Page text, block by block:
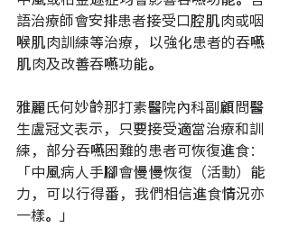
語治療師會安排患者接受口腔肌肉或咽
喉肌肉訓練等治療，以強化患者的吞嚥
肌肉及改善吞嚥功能。
雅麗氏何妙齡那打素醫院內科副顧問醫
生盧冠文表示，只要接受適當治療和訓
練，部分吞嚥困難的患者可恢復進食：
「中風病人手腳會慢慢恢復（活動）能
力，可以行得番，我們相信進食情況亦
一樣。」